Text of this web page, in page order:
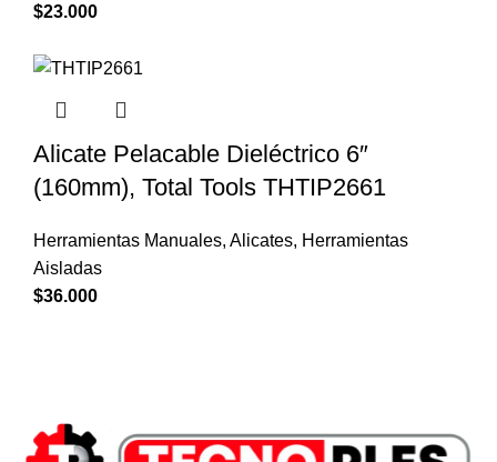
$23.000
Alicate Pelacable Dieléctrico 6″
(160mm), Total Tools THTIP2661
Herramientas Manuales, Alicates, Herramientas
Aisladas
$36.000